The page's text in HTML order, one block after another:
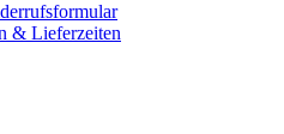
& Lieferzeiten